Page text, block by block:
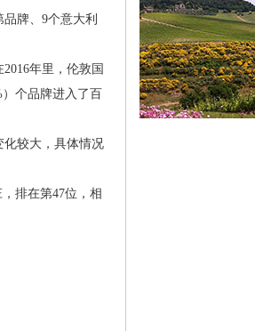
牌、9个意大利
年里，伦敦国
个品牌进入了百
较大，具体情况
排在第47位，相